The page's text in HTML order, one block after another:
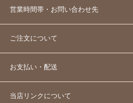
営業時間帯・お問い合わせ先
ご注文について
お支払い・配送
当店リンクについて